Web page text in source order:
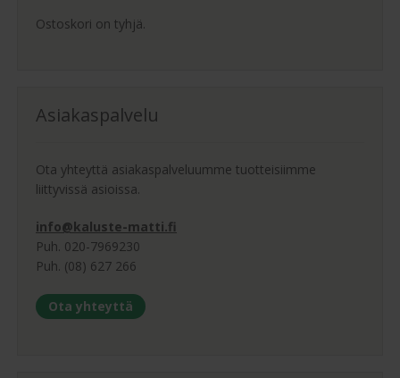
Ostoskori on tyhjä.
Asiakaspalvelu
Ota yhteyttä asiakaspalveluumme tuotteisiimme
liittyvissä asioissa.
info@kaluste-matti.fi
Puh. 020-7969230
Puh. (08) 627 266
Ota yhteyttä